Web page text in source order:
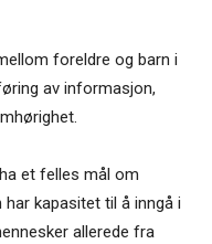
foreldre og barn i
av informasjon,
et felles mål om
kapasitet til å inngå i
allerede fra